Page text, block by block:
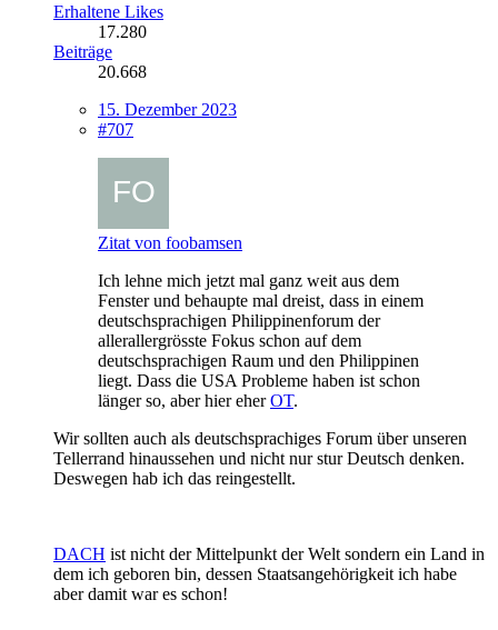
Erhaltene Likes
17.280
Beiträge
20.668
15. Dezember 2023
#707
Zitat von foobamsen
Ich lehne mich jetzt mal ganz weit aus dem
Fenster und behaupte mal dreist, dass in einem
deutschsprachigen Philippinenforum der
allerallergrösste Fokus schon auf dem
deutschsprachigen Raum und den Philippinen
liegt. Dass die USA Probleme haben ist schon
länger so, aber hier eherOT.
Wir sollten auch als deutschsprachiges Forum über unseren
Tellerrand hinaussehen und nicht nur stur Deutsch denken.
Deswegen hab ich das reingestellt.
DACH ist nicht der Mittelpunkt der Welt sondern ein Land in
dem ich geboren bin, dessen Staatsangehörigkeit ich habe
aber damit war es schon!